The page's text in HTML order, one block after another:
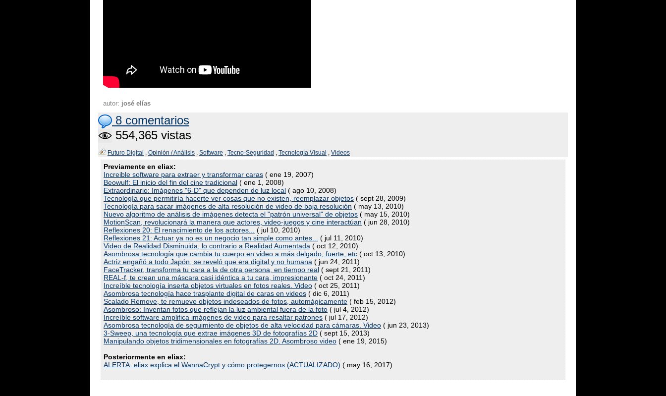
autor: josé elías
8 comentarios
554,365 vistas
Futuro Digital , Opinión / Análisis , Software , Tecno-Seguridad , Tecnología Visual , Videos
Previamente en eliax:
Increible software para extraer y transformar caras ( ene 19, 2007)
Beowulf: El inicio del fin del cine tradicional ( ene 1, 2008)
Extraordinario: Imágenes "6-D" que dependen de luz local ( ago 10, 2008)
Tecnología que permitiría hacerte ver cosas que no existen, reemplazar objetos ( sept 28, 2009)
Tecnología para sacar imágenes de alta resolución de video de baja resolución ( may 13, 2010)
Nuevo algoritmo de análisis de imágenes detecta el "patrón universal" de objetos ( may 15, 2010)
MotionScan, revolucionará la manera que actores, video-juegos y cine interactúan ( jun 28, 2010)
Reflexiones 20: El renacimiento de los actores...
( jul 10, 2010)
Reflexiones 21: Actuar ya no es un negocio tan simple como antes...
( jul 11, 2010)
Video de Realidad Disminuida, lo contrario a Realidad Aumentada ( oct 12, 2010)
Asombrosa tecnología que cambia tu cuerpo en video a más delgado, fuerte, etc ( oct 13, 2010)
Actriz engañó a todo Japón, se reveló que era digital y no humana ( jun 24, 2011)
FaceTracker, transforma tu cara a la de otra persona, en tiempo real ( sept 21, 2011)
REAL-f, te crean una máscara casi idéntica a tu cara, impresionante ( oct 24, 2011)
Increíble tecnología inserta objetos virtuales en fotos reales. Video ( oct 25, 2011)
Asombrosa tecnología hace trasplante digital de caras en videos ( dic 6, 2011)
Scalado Remove, te remueve objetos indeseados de fotos, automágicamente ( feb 15, 2012)
Asombroso: Inventan fotos que reflejan la luz ambiental fuera de la foto ( jul 4, 2012)
Increíble software amplifica imágenes de video para resaltar patrones ( jul 17, 2012)
Asombrosa tecnología de seguimiento de objetos de alta velocidad para cámaras. Video ( jun 23, 2013)
3-Sweep, una tecnología que extrae imágenes 3D de fotografías 2D ( sept 15, 2013)
Manipulando objetos tridimensionales en fotografías 2D. Asombroso video ( ene 19, 2015)
Posteriormente en eliax:
ALERTA: eliax explica el WannaCrypt y cómo protegernos (ACTUALIZADO) ( may 16, 2017)